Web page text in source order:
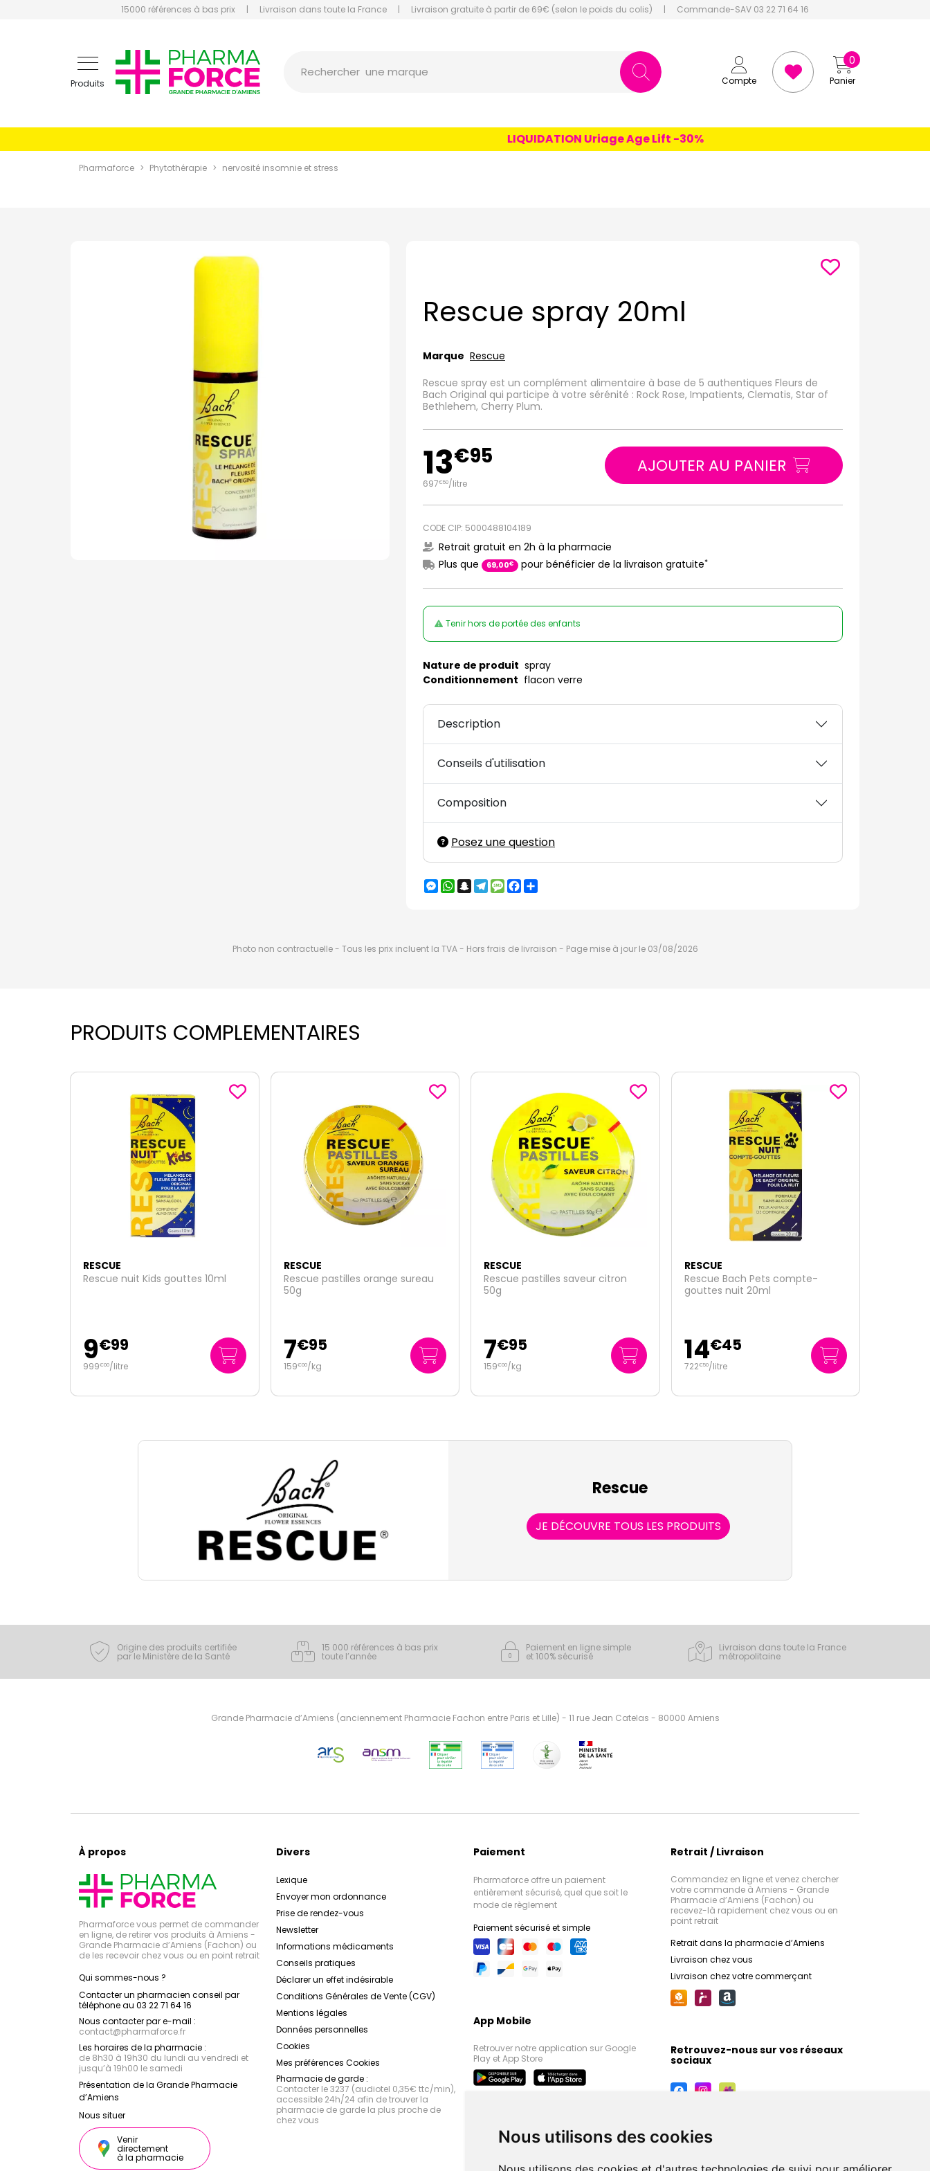
Nous utilisons des cookies
15000 références à bas prix | Livraison dans toute la France | Livraison gratuite à partir de 69€ (selon le poids du colis) | Commande-SAV 03 22 71 64 16
Produits Compte Panier
0
Rechercher
LIQUIDATION Uriage Age Lift -30%
Pharmaforce Phytothérapie nervosité insomnie et stress
Rescue spray 20ml
Marque Rescue
Rescue spray est un complément alimentaire à base de 5 authentiques Fleurs de
Bach Original qui participe à votre sérénité : Rock Rose, Impatients, Clematis, Star of
Bethlehem, Cherry Plum.
13€95
697€50/litre
AJOUTER AU PANIER
CODE CIP: 5000488104189
Retrait gratuit en 2h à la pharmacie
Plus que
69,00€ pour bénéficier de la livraison gratuite*
Tenir hors de portée des enfants
Nature de produit spray
Conditionnement flacon verre
Description
Conseils d'utilisation
Composition
Posez une question
Messenger
WhatsApp
Snapchat
Telegram
MessageFacebook
Photo non contractuelle - Tous les prix incluent la TVA - Hors frais de livraison - Page mise à jour le 03/08/2026
PRODUITS COMPLEMENTAIRES
RESCUE
Rescue pastilles orange sureau
7€95
159€00/kg
RESCUE
Rescue pastilles saveur citron
50g
7€95
159€00/kg
RESCUE
Rescue Bach Pets compte-
gouttes nuit 20ml
14€45
722€50/litre
RESCUE
Rescue nuit fruits rouges
gummies 100g
10€95
109€50/kg
Rescue
JE DÉCOUVRE TOUS LES PRODUITS
Origine des produits certifiée
par le Ministère de la Santé
15 000 références à bas prix
toute l’année
Paiement en ligne simple
et 100% sécurisé
Livraison dans toute la France
métropolitaine
Grande Pharmacie d’Amiens (anciennement Pharmacie Fachon entre Paris et Lille) - 11 rue Jean Catelas - 80000 Amiens
À propos
Pharmaforce vous permet de commander
en ligne, de retirer vos produits à Amiens -
Grande Pharmacie d’Amiens (Fachon) ou
de les recevoir chez vous ou en point retrait
Qui sommes-nous ?
Contacter un pharmacien conseil par
téléphone au 03 22 71 64 16
Nous contacter par e-mail :
contact@pharmaforce.fr
Les horaires de la pharmacie :
de 8h30 à 19h30 du lundi au vendredi et
jusqu’à 19h00 le samedi
Présentation de la Grande Pharmacie
d’Amiens
Nous situer
Venir
directement
à la pharmacie
Divers
Lexique
Envoyer mon ordonnance
Prise de rendez-vous
Newsletter
Informations médicaments
Conseils pratiques
Déclarer un effet indésirable
Conditions Générales de Vente (CGV)
Mentions légales
Données personnelles
Cookies
Mes préférences Cookies
Pharmacie de garde :
Contacter le 3237 (audiotel 0,35€ ttc/min),
accessible 24h/24 afin de trouver la
pharmacie de garde la plus proche de
chez vous
Paiement
Pharmaforce offre un paiement
entièrement sécurisé, quel que soit le
mode de règlement
Paiement sécurisé et simple
App Mobile
Retrouver notre application sur Google
Play et App Store
Retrait / Livraison
Commandez en ligne et venez chercher
votre commande à Amiens - Grande
Pharmacie d’Amiens (Fachon) ou
recevez-là rapidement chez vous ou en
point retrait
Retrait dans la pharmacie d’Amiens
Livraison chez vous
Livraison chez votre commerçant
Retrouvez-nous sur vos réseaux
sociaux